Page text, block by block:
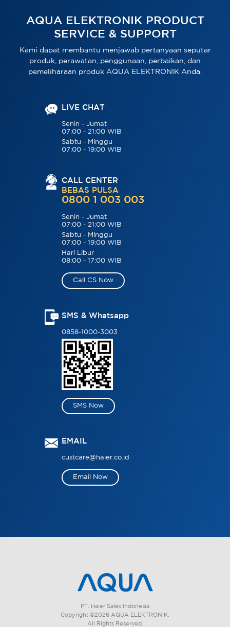
AQUA ELEKTRONIK PRODUCT
SERVICE & SUPPORT
Kami dapat membantu menjawab pertanyaan seputar
produk, perawatan, penggunaan, perbaikan, dan
pemeliharaan produk AQUA ELEKTRONIK Anda.
LIVE CHAT
Senin - Jumat
07:00 - 21:00 WIB
Sabtu - Minggu
07:00 - 19:00 WIB
CALL CENTER
BEBAS PULSA
0800 1 003 003
Senin - Jumat
07:00 - 21:00 WIB
Sabtu - Minggu
07:00 - 19:00 WIB
Hari Libur
08:00 - 17:00 WIB
Call CS Now
SMS & Whatsapp
0858-1000-3003
SMS Now
EMAIL
custcare@haier.co.id
Email Now
PT. Haier Sales Indonesia
Copyright ©2026 AQUA ELEKTRONIK.
All Rights Reserved.